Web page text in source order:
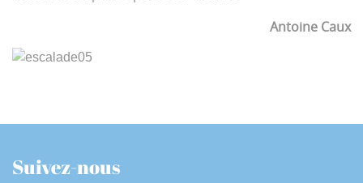
Antoine Caux
Suivez-nous